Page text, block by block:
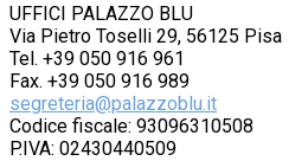
UFFICI PALAZZO BLU
Via Pietro Toselli 29, 56125 Pisa
Tel. +39 050 916 961
Fax. +39 050 916 989
segreteria@palazzoblu.it
Codice fiscale: 93096310508
P.IVA: 02430440509